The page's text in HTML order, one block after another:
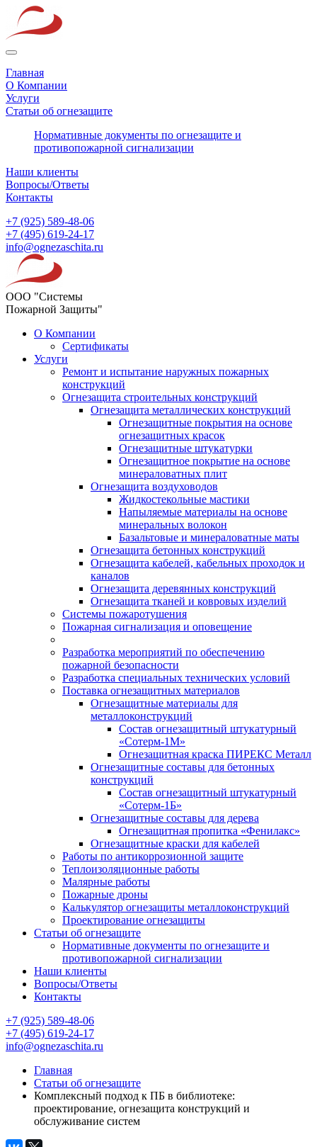
Главная
О Компании
Услуги
Статьи об огнезащите
Нормативные документы по огнезащите и
противопожарной сигнализации
Наши клиенты
Вопросы/Ответы
Контакты
+7 (925) 589-48-06
+7 (495) 619-24-17
info@ognezaschita.ru
ООО "Системы
Пожарной Защиты"
О Компании
Сертификаты
Услуги
Ремонт и испытание наружных пожарных
конструкций
Огнезащита строительных конструкций
Огнезащита металлических конструкций
Огнезащитные покрытия на основе
огнезащитных красок
Огнезащитные штукатурки
Огнезащитное покрытие на основе
минераловатных плит
Огнезащита воздуховодов
Жидкостекольные мастики
Напыляемые материалы на основе
минеральных волокон
Базальтовые и минераловатные маты
Огнезащита бетонных конструкций
Огнезащита кабелей, кабельных проходок и
каналов
Огнезащита деревянных конструкций
Огнезащита тканей и ковровых изделий
Системы пожаротушения
Пожарная сигнализация и оповещение
Разработка мероприятий по обеспечению
пожарной безопасности
Разработка специальных технических условий
Поставка огнезащитных материалов
Огнезащитные материалы для
металлоконструкций
Состав огнезащитный штукатурный
«Сотерм-1М»
Огнезащитная краска ПИРЕКС Металл
Огнезащитные составы для бетонных
конструкций
Состав огнезащитный штукатурный
«Сотерм-1Б»
Огнезащитные составы для дерева
Огнезащитная пропитка «Фенилакс»
Огнезащитные краски для кабелей
Работы по антикоррозионной защите
Теплоизоляционные работы
Малярные работы
Пожарные дроны
Калькулятор огнезащиты металлоконструкций
Проектирование огнезащиты
Статьи об огнезащите
Нормативные документы по огнезащите и
противопожарной сигнализации
Наши клиенты
Вопросы/Ответы
Контакты
+7 (925) 589-48-06
+7 (495) 619-24-17
info@ognezaschita.ru
Главная
Статьи об огнезащите
Комплексный подход к ПБ в библиотеке:
проектирование, огнезащита конструкций и
обслуживание систем